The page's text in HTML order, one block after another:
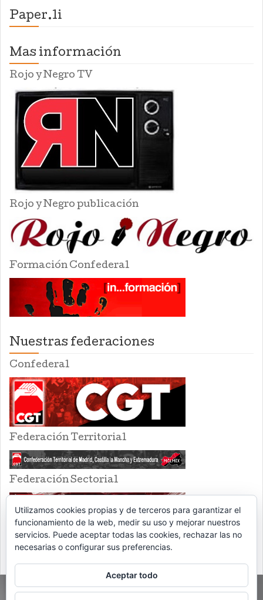
Paper.li
Mas información
Rojo y Negro TV
Rojo y Negro publicación
Formación Confederal
Nuestras federaciones
Confederal
Federación Territorial
Federación Sectorial
Utilizamos cookies propias y de terceros para garantizar el
funcionamiento de la web, medir su uso y mejorar nuestros
servicios. Puede aceptar todas las cookies, rechazar las no
necesarias o configurar sus preferencias.
Aceptar todo